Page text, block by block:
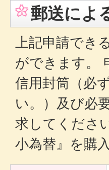
郵送によ
上記申請でき
ができます。
信用封筒（必
い。）及び必
求してくださ
小為替』を購